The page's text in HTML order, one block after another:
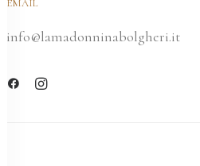
EMAIL
info@lamadonninabolgheri.it